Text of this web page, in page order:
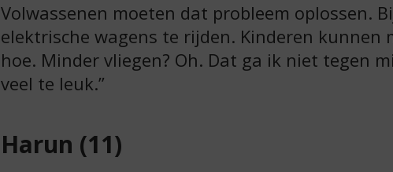
Volwassenen moeten dat probleem oplossen.
elektrische wagens te rijden. Kinderen kunnen
hoe. Minder vliegen? Oh. Dat ga ik niet tegen
veel te leuk.”
Harun (11)